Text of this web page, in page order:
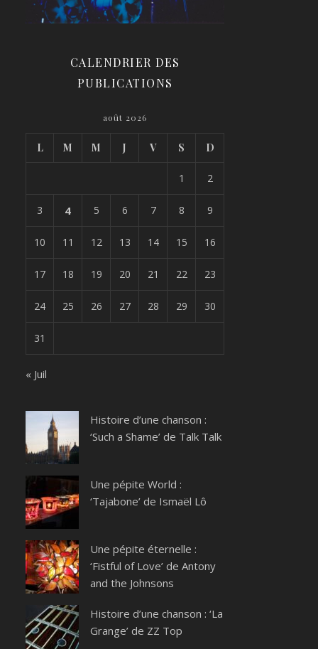
CALENDRIER DES
PUBLICATIONS
août 2026
L M M J V S D
1 2
3 4 5 6 7 8 9
10 11 12 13 14 15 16
17 18 19 20 21 22 23
24 25 26 27 28 29 30
31
« Juil
Histoire d’une chanson :
‘Such a Shame’ de Talk Talk
Une pépite World :
‘Tajabone’ de Ismaël Lô
Une pépite éternelle :
‘Fistful of Love’ de Antony
and the Johnsons
Histoire d’une chanson : ‘La
Grange’ de ZZ Top